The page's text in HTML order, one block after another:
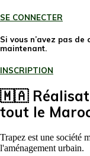
SE CONNECTER
Si vous n’avez pas de
maintenant.
INSCRIPTION
🇲🇦
tout le
Trapez est une société
l'aménagement urbain.